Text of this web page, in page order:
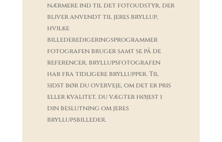
nærmere ind til det fotoudstyr, der
bliver anvendt til jeres bryllup,
hvilke
billederedigeringsprogrammer
fotografen bruger samt se på de
referencer, bryllupsfotografen
har fra tidligere bryllupper. Til
sidst bør du overveje, om det er pris
eller kvalitet, du vægter højest i
din beslutning om jeres
bryllupsbilleder.